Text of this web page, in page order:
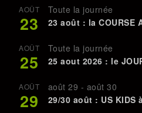
AOÛT
23
Toute la journée
23 août : la COURSE
AOÛT
25
Toute la journée
25 aout 2026 : le
AOÛT
29
août 29 - août 30
29/30 août : US KIDS